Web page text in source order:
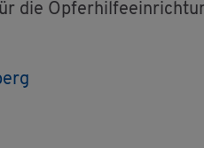
die